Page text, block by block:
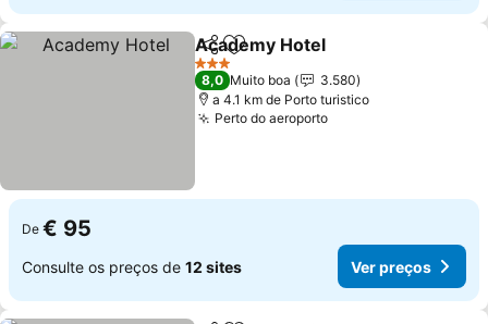
PartilharAdicionar aos favoritos
Academy Hotel
3 Estrelas
8,0 Muito boa
3.580
a 4.1 km de Porto turistico
Perto do aeroporto
De € 95
Consulte os preços de 12 sites Ver preços